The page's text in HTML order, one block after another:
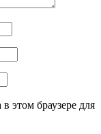
этом браузере для